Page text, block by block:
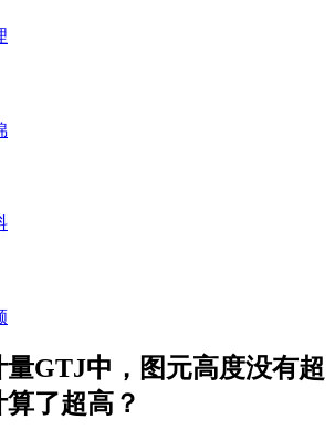
GTJ中，图元高度没有超
了超高？